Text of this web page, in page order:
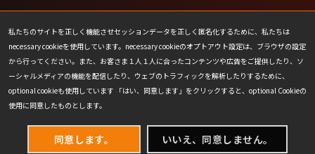
私たちのサイトを正しく機能させセッションデータを正しく匿名化するために、私たちは
necessary cookieを使用しています。necessary cookieのオプトアウト設定は、ブラウザの設定
から行ってください。また、お客さま１人１人に合ったコンテンツや広告をご提供したり、ソ
ーシャルメディアの機能を配信したり、ウェブのトラフィックを解析したりするために、
optional cookieも使用しています 「はい、同意します」をクリックすると、optional Cookieの
使用に同意したものとします。
同意します。 いいえ、同意しません。
ファンコンテンツ・ポリシー
個人情報の販売や共有を許可し
ない
COOKIE
プレスリリース
会社情報
お問い合わせ